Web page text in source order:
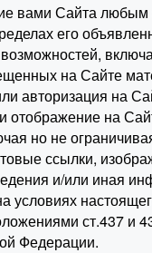
вами Сайта любым
его
на Сайте
авторизация на
отображение на
но не
ссылки,
и/или иная
условиях
ст.437 и
Федерации.